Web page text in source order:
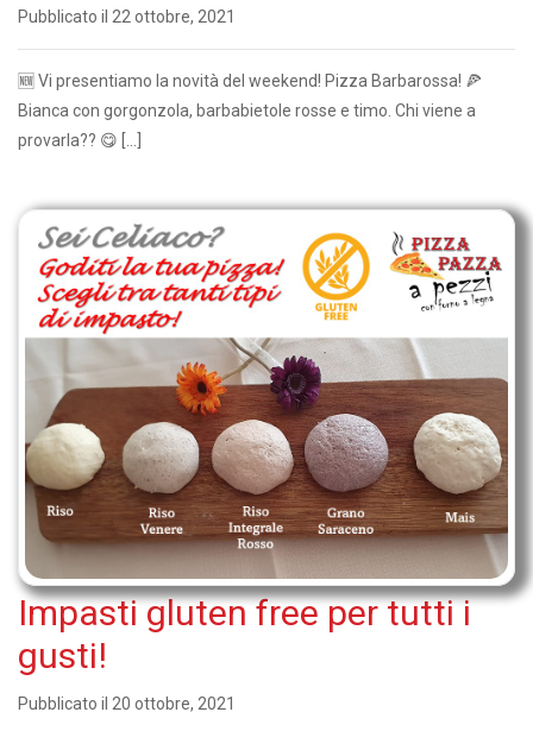
Pubblicato il 22 ottobre, 2021
🆕 Vi presentiamo la novità del weekend! Pizza Barbarossa! 🍕
Bianca con gorgonzola, barbabietole rosse e timo. Chi viene a
provarla?? 😋 […]
Impasti gluten free per tutti i
gusti!
Pubblicato il 20 ottobre, 2021